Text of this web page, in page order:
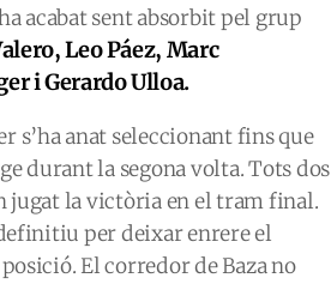
acabat sent absorbit pel grup
Leo Páez, Marc
i Gerardo Ulloa.
s’ha anat seleccionant fins que
durant la segona volta. Tots dos
jugat la victòria en el tram final.
per deixar enrere el
El corredor de Baza no